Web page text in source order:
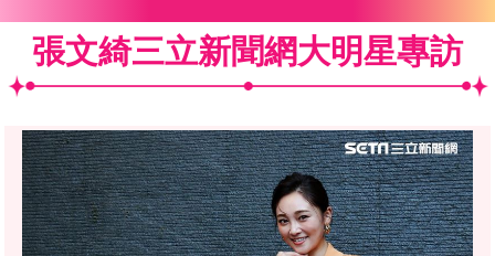
張文綺三立新聞網大明星專訪